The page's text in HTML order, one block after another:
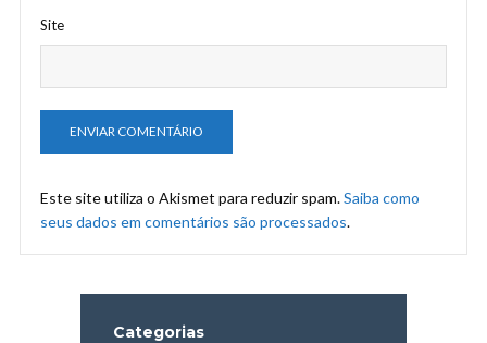
Site
Este site utiliza o Akismet para reduzir spam.Saiba como
seus dados em comentários são processados.
Categorias